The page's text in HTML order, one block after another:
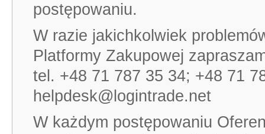
postępowaniu.
W razie jakichkolwiek
Platformy Zakupowej
tel. +48 71 787 35 34; +48 71
helpdesk@logintrade.net
W każdym postępowaniu